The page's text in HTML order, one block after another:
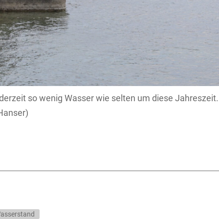
so wenig Wasser wie selten um diese Jahreszeit.